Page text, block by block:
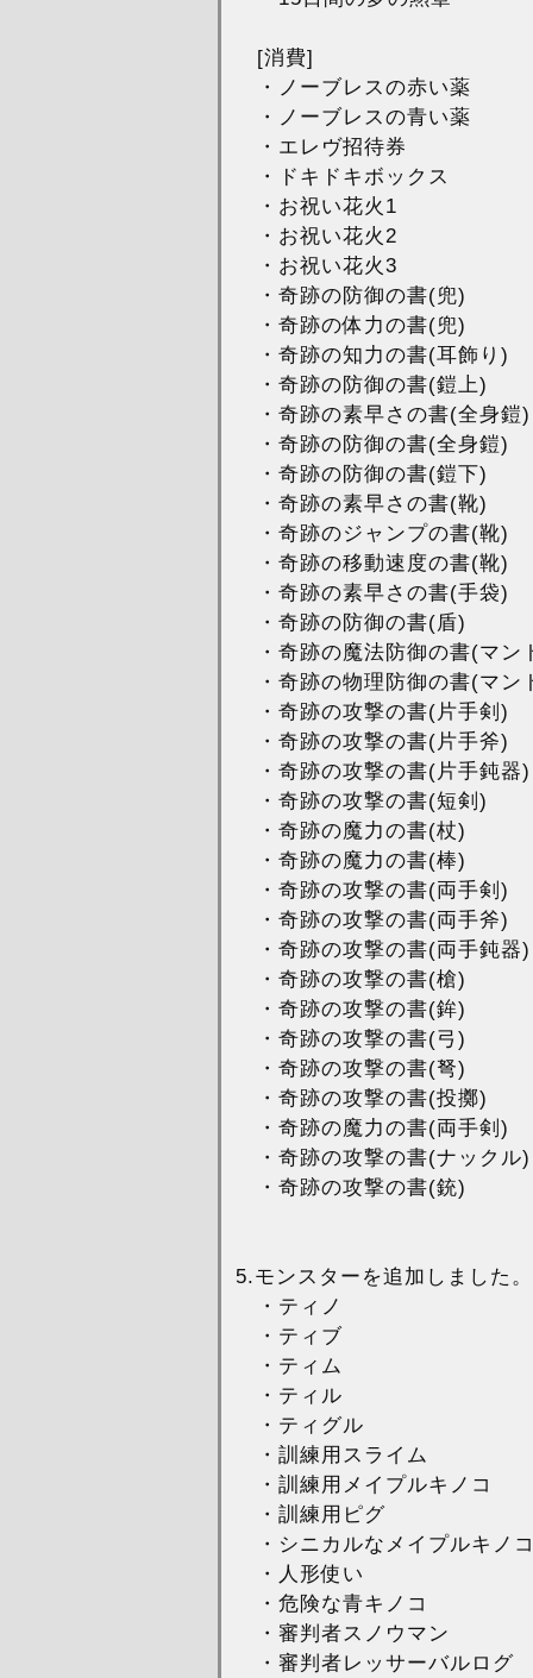
[消費]
・ノーブレスの赤い薬
・ノーブレスの青い薬
・エレヴ招待券
・ドキドキボックス
・お祝い花火1
・お祝い花火2
・お祝い花火3
・奇跡の防御の書(兜)
・奇跡の体力の書(兜)
・奇跡の知力の書(耳飾り)
・奇跡の防御の書(鎧上)
・奇跡の素早さの書(全身鎧)
・奇跡の防御の書(全身鎧)
・奇跡の防御の書(鎧下)
・奇跡の素早さの書(靴)
・奇跡のジャンプの書(靴)
・奇跡の移動速度の書(靴)
・奇跡の素早さの書(手袋)
・奇跡の防御の書(盾)
・奇跡の魔法防御の書(マン
・奇跡の物理防御の書(マン
・奇跡の攻撃の書(片手剣)
・奇跡の攻撃の書(片手斧)
・奇跡の攻撃の書(片手鈍器)
・奇跡の攻撃の書(短剣)
・奇跡の魔力の書(杖)
・奇跡の魔力の書(棒)
・奇跡の攻撃の書(両手剣)
・奇跡の攻撃の書(両手斧)
・奇跡の攻撃の書(両手鈍器)
・奇跡の攻撃の書(槍)
・奇跡の攻撃の書(鉾)
・奇跡の攻撃の書(弓)
・奇跡の攻撃の書(弩)
・奇跡の攻撃の書(投擲)
・奇跡の魔力の書(両手剣)
・奇跡の攻撃の書(ナックル)
・奇跡の攻撃の書(銃)
5.モンスターを追加しました。
・ティノ
・ティブ
・ティム
・ティル
・ティグル
・訓練用スライム
・訓練用メイプルキノコ
・訓練用ピグ
・シニカルなメイプルキノ
・人形使い
・危険な青キノコ
・審判者スノウマン
・審判者レッサーバルログ